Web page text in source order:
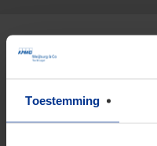
Toestemming